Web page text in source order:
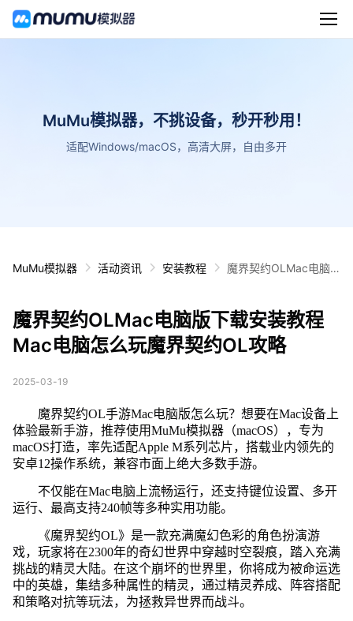
MuMu模拟器，不挑设备，秒开秒用！
适配Windows/macOS，高清大屏，自由多开
MuMu模拟器 活动资讯 安装教程
魔界契约OLMac电脑
攻略
魔界契约OLMac电脑版下载安装教程
Mac电脑怎么玩魔界契约OL攻略
2025-03-19
魔界契约OL手游Mac电脑版怎么玩？想要在Mac设备上
体验最新手游，推荐使用MuMu模拟器（macOS），专为
macOS打造，率先适配Apple M系列芯片，搭载业内领先的
安卓12操作系统，兼容市面上绝大多数手游。
不仅能在Mac电脑上流畅运行，还支持键位设置、多开
运行、最高支持240帧等多种实用功能。
《魔界契约OL》是一款充满魔幻色彩的角色扮演游
戏，玩家将在2300年的奇幻世界中穿越时空裂痕，踏入充满
挑战的精灵大陆。在这个崩坏的世界里，你将成为被命运选
中的英雄，集结多种属性的精灵，通过精灵养成、阵容搭配
和策略对抗等玩法，为拯救异世界而战斗。